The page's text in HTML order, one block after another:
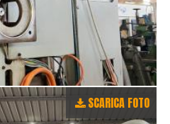
SCARICA FOTO